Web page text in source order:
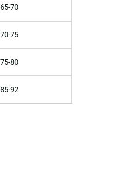
65-70
70-75
75-80
85-92